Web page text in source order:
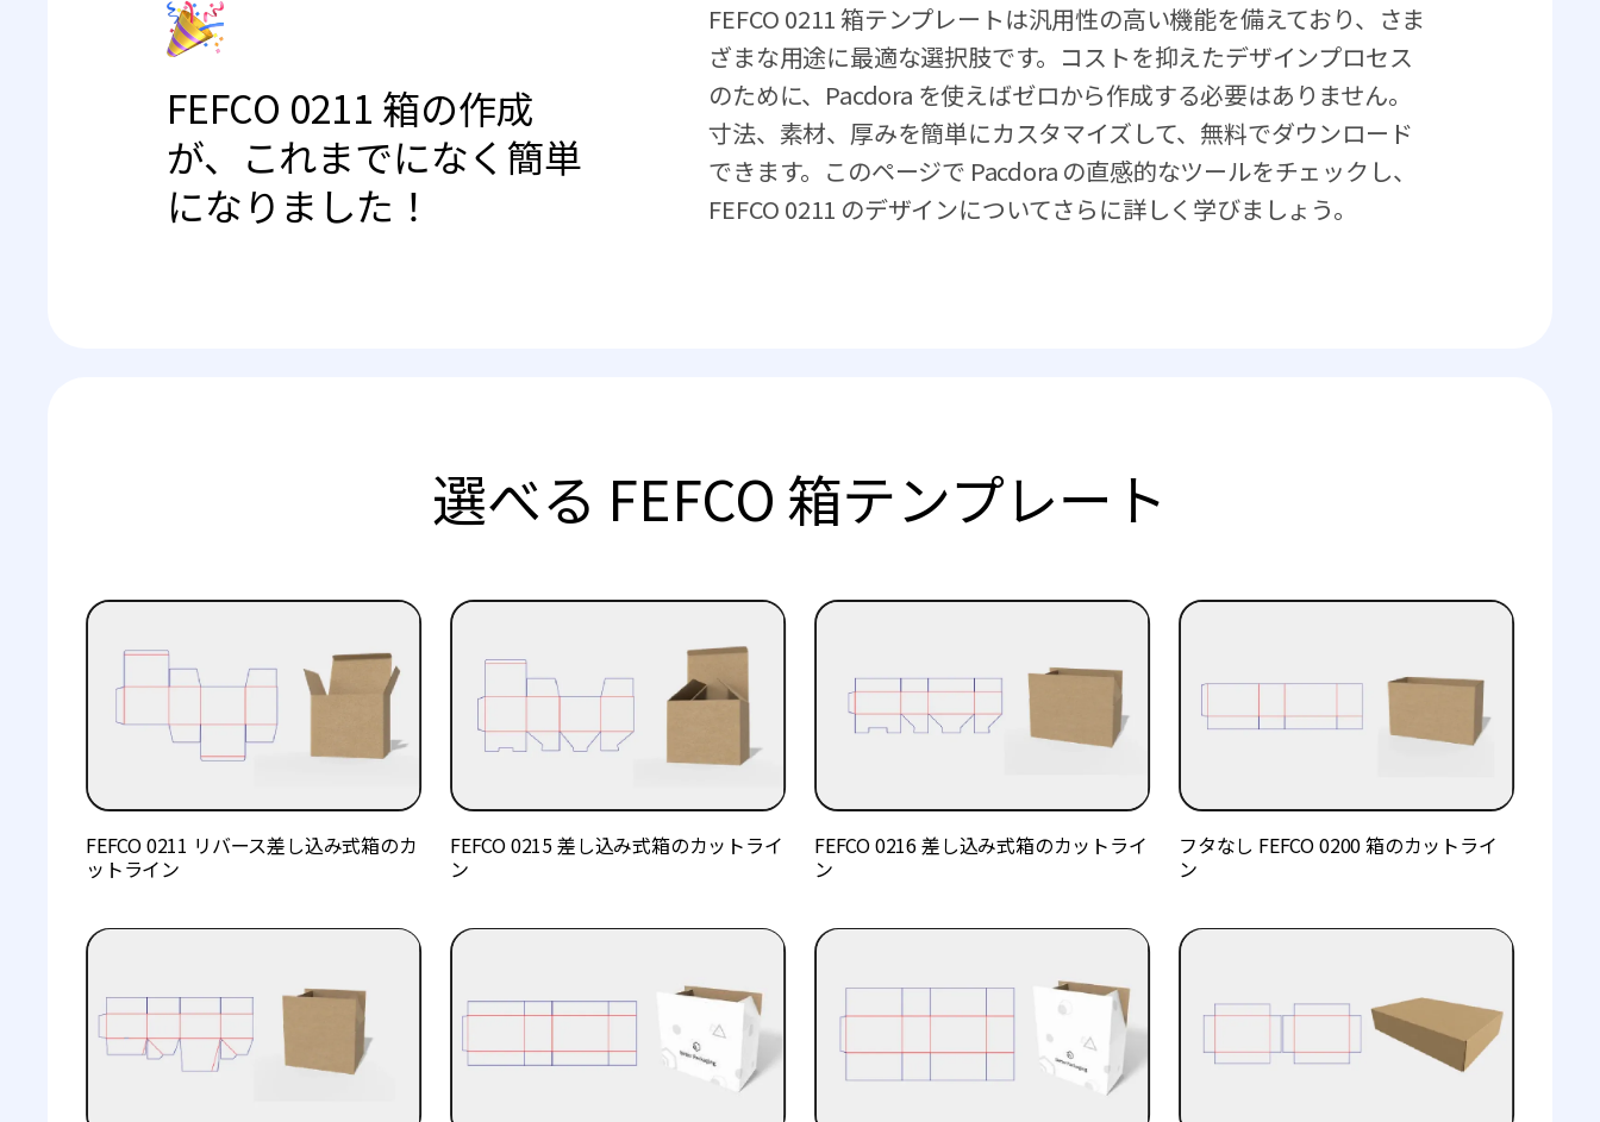
FEFCO 0211 箱の作成
が、これまでになく簡単
になりました！
FEFCO 0211 箱テンプレートは汎用性の高い機能を備えており、さま
ざまな用途に最適な選択肢です。コストを抑えたデザインプロセス
のために、Pacdora を使えばゼロから作成する必要はありません。
寸法、素材、厚みを簡単にカスタマイズして、無料でダウンロード
できます。このページで Pacdora の直感的なツールをチェックし、
FEFCO 0211 のデザインについてさらに詳しく学びましょう。
選べる FEFCO 箱テンプレート
FEFCO 0211 リバース差し込み式箱のカ
ットライン
FEFCO 0215 差し込み式箱のカットライ
ン
FEFCO 0216 差し込み式箱のカットライ
ン
フタなし FEFCO 0200 箱のカットライ
ン